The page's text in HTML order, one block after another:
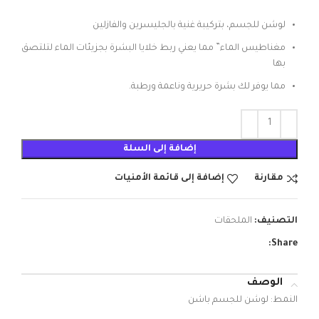
لوشن للجسم، بتركيبة غنية بالجليسرين والفازلين
مغناطيس الماء” مما يعني ربط خلايا البشرة بجزيئات الماء لتلتصق
بها
مما يوفر لك بشرة حريرية وناعمة ورطبة.
إضافة إلى السلة
مقارنة إضافة إلى قائمة الأمنيات
التصنيف: الملحقات
Share:
الوصف
النمط: لوشن للجسم باشن